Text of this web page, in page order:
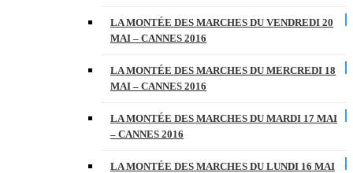
LA MONTÉE DES MARCHES DU VENDREDI 20
MAI – CANNES 2016
LA MONTÉE DES MARCHES DU MERCREDI 18
MAI – CANNES 2016
LA MONTÉE DES MARCHES DU MARDI 17 MAI
– CANNES 2016
LA MONTÉE DES MARCHES DU LUNDI 16 MAI